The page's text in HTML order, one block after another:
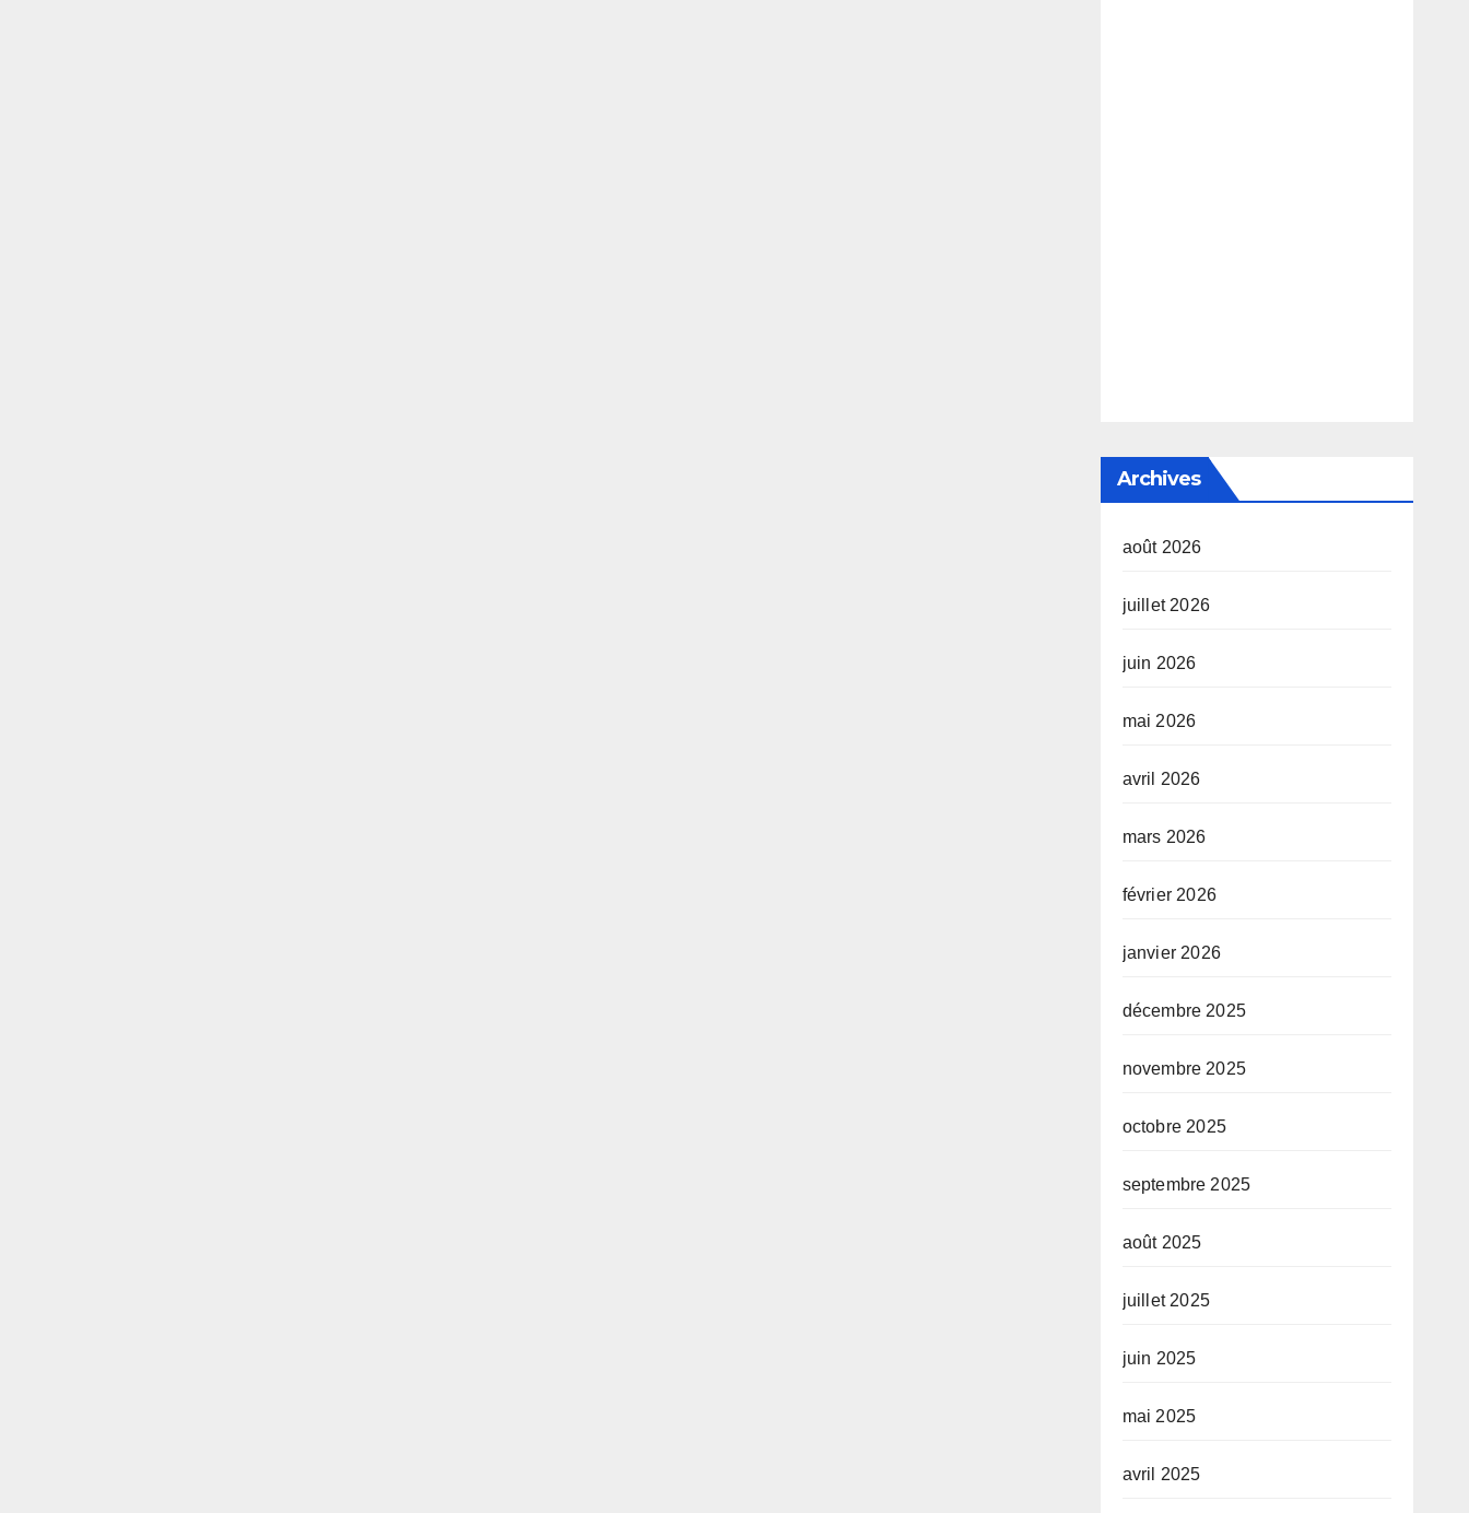
Archives
août 2026
juillet 2026
juin 2026
mai 2026
avril 2026
mars 2026
février 2026
janvier 2026
décembre 2025
novembre 2025
octobre 2025
septembre 2025
août 2025
juillet 2025
juin 2025
mai 2025
avril 2025